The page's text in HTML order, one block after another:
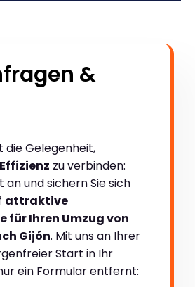
&
die Gelegenheit,
zu verbinden:
an und sichern Sie sich
attraktive
für Ihren Umzug von
Gijón. Mit uns an Ihrer
Start in Ihr
ein Formular entfernt: